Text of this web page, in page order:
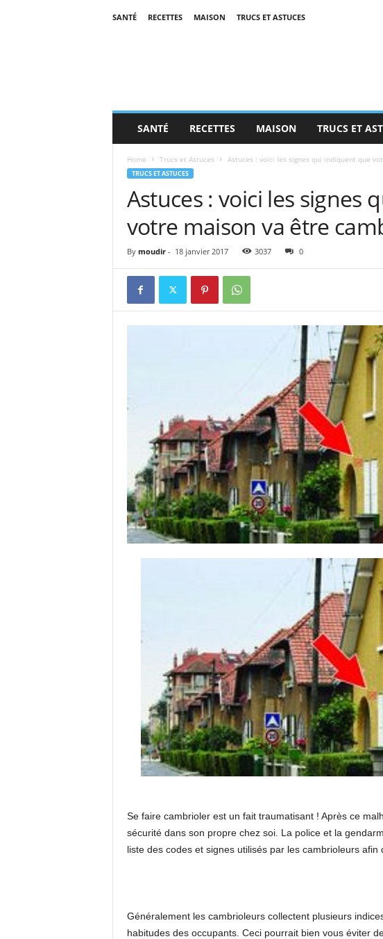
SANTÉ RECETTES MAISON TRUCS ET ASTUCES
SANTÉ RECETTES MAISON TRUCS ET
Home Trucs et Astuces Astuces : voici les signes qui indiquent que
TRUCS ET ASTUCES
Astuces : voici les signes
votre maison va être
By moudir- 18 janvier 2017 3037 0
Se faire cambrioler est un fait traumatisant ! Après ce
sécurité dans son propre chez soi. La police et la
liste des codes et signes utilisés par les cambrioleurs
Généralement les cambrioleurs collectent plusieurs
habitudes des occupants. Ceci pourrait bien vous éviter